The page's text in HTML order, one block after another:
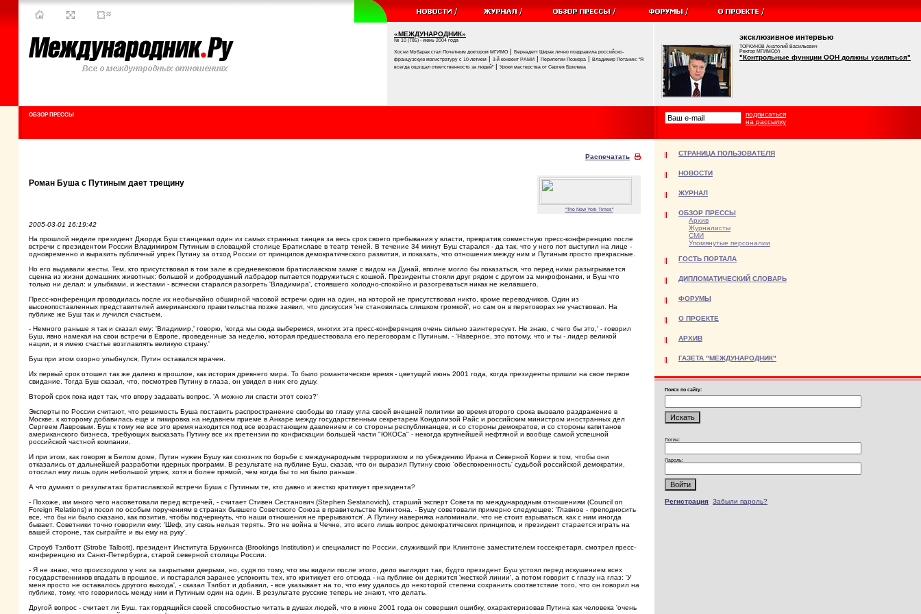
«МЕЖДУНАРОДНИК»
№ 10 (785) - июнь 2004 года
Хосни Мубарак стал Почетным доктором МГИМО |
Бернадетт Ширак лично поздравила российско-
французскую магистратуру с 10-летием | 3-й конвент РАМИ | Перипетии Познера |
Владимир Потанин: "Я
всегда ощущал ответственность за людей"| Уроки мастерства от Сергея Брилева
эксклюзивное интервью
ТОРКУНОВ Анатолий Васильевич
Ректор МГИМО(У)
"Контрольные функции ООН должны усилиться"
ОБЗОР ПРЕССЫ
подписаться
на рассылку
Распечатать
Роман Буша с Путиным дает трещину
"The New York Times"
2005-03-01 16:19:42
На прошлой неделе президент Джордж Буш станцевал один из самых странных танцев за весь срок своего пребывания у власти, превратив совместную пресс-конференцию после
встречи с президентом России Владимиром Путиным в словацкой столице Братиславе в театр теней. В течение 34 минут Буш старался - да так, что у него пот выступил на лице -
одновременно и выразить публичный упрек Путину за отход России от принципов демократического развития, и показать, что отношения между ним и Путиным просто прекрасные.
Но его выдавали жесты. Тем, кто присутствовал в том зале в средневековом братиславском замке с видом на Дунай, вполне могло бы показаться, что перед ними разыгрывается
сценка из жизни домашних животных: большой и добродушный лабрадор пытается подружиться с кошкой. Президенты стояли друг рядом с другом за микрофонами, и Буш что
только ни делал: и улыбками, и жестами - всячески старался разогреть 'Владимира', стоявшего холодно-спокойно и разогреваться никак не желавшего.
Пресс-конференция проводилась после их необычайно обширной часовой встречи один на один, на которой не присутствовал никто, кроме переводчиков. Один из
высокопоставленных представителей американского правительства позже заявил, что дискуссия 'не становилась слишком громкой', но сам он в переговорах не участвовал. На
публике же Буш так и лучился счастьем.
- Немного раньше я так и сказал ему: 'Владимир,' говорю, 'когда мы сюда выберемся, многих эта пресс-конференция очень сильно заинтересует. Не знаю, с чего бы это,' - говорил
Буш, явно намекая на свои встречи в Европе, проведенные за неделю, которая предшествовала его переговорам с Путиным. - 'Наверное, это потому, что и ты - лидер великой
нации, и я имею счастье возглавлять великую страну.'
Буш при этом озорно улыбнулся; Путин оставался мрачен.
Их первый срок отошел так же далеко в прошлое, как история древнего мира. То было романтическое время - цветущий июнь 2001 года, когда президенты пришли на свое первое
свидание. Тогда Буш сказал, что, посмотрев Путину в глаза, он увидел в них его душу.
Второй срок пока идет так, что впору задавать вопрос, 'А можно ли спасти этот союз?'
Эксперты по России считают, что решимость Буша поставить распространение свободы во главу угла своей внешней политики во время второго срока вызвало раздражение в
Москве, к которому добавилась еще и пикировка на недавнем приеме в Анкаре между государственным секретарем Кондолизой Райс и российским министром иностранных дел
Сергеем Лавровым. Буш к тому же все это время находится под все возрастающим давлением и со стороны республиканцев, и со стороны демократов, и со стороны капитанов
американского бизнеса, требующих высказать Путину все их претензии по конфискации большей части "ЮКОСа" - некогда крупнейшей нефтяной и вообще самой успешной
российской частной компании.
И при этом, как говорят в Белом доме, Путин нужен Бушу как союзник по борьбе с международным терроризмом и по убеждению Ирана и Северной Кореи в том, чтобы они
отказались от дальнейшей разработки ядерных программ. В результате на публике Буш, сказав, что он выразил Путину свою 'обеспокоенность' судьбой российской демократии,
отослал ему лишь один небольшой упрек, хотя и более прямой, чем когда бы то ни было раньше.
А что думают о результатах братиславской встречи Буша с Путиным те, кто давно и жестко критикует президента?
- Похоже, им много чего насоветовали перед встречей, - считает Стивен Сестанович (Stephen Sestanovich), старший эксперт Совета по международным отношениям (Council on
Foreign Relations) и посол по особым поручениям в странах бывшего Советского Союза в правительстве Клинтона. - Бушу советовали примерно следующее: 'Главное - преподносить
все, что бы ни было сказано, как позитив, чтобы подчеркнуть, что наши отношения не прерываются'. А Путину наверняка напоминали, что не стоит взрываться, как с ним иногда
бывает. Советники точно говорили ему: 'Шеф, эту связь нельзя терять. Это не война в Чечне, это всего лишь вопрос демократических принципов, и президент старается играть на
вашей стороне, так сыграйте и вы ему на руку'.
Строуб Тэлботт (Strobe Talbott), президент Института Брукингса (Brookings Institution) и специалист по России, служивший при Клинтоне заместителем госсекретаря, смотрел пресс-
конференцию из Санкт-Петербурга, старой северной столицы России.
- Я не знаю, что происходило у них за закрытыми дверьми, но, судя по тому, что мы видели после этого, дело выглядит так, будто президент Буш устоял перед искушением всех
государственников впадать в прошлое, и постарался заранее успокоить тех, кто критикует его отсюда - на публике он держится 'жесткой линии', а потом говорит с глазу на глаз: 'У
меня просто не оставалось другого выхода', - сказал Тэлбот и добавил, - все указывает на то, что ему удалось до некоторой степени сохранить соответствие того, что он говорил на
публике, тому, что говорилось между ним и Путиным один на один. В результате русские теперь не знают, что делать.
Другой вопрос - считает ли Буш, так гордящийся своей способностью читать в душах людей, что в июне 2001 года он совершил ошибку, охарактеризовав Путина как человека 'очень
СТРАНИЦА ПОЛЬЗОВАТЕЛЯ
НОВОСТИ
ЖУРНАЛ
ОБЗОР ПРЕССЫ
Архив
Журналисты
СМИ
Упомянутые персоналии
ГОСТЬ ПОРТАЛА
ДИПЛОМАТИЧЕСКИЙ СЛОВАРЬ
ФОРУМЫ
О ПРОЕКТЕ
АРХИВ
ГАЗЕТА "МЕЖДУНАРОДНИК"
Поиск по сайту:
Логин:
Пароль:
Регистрация Забыли пароль?